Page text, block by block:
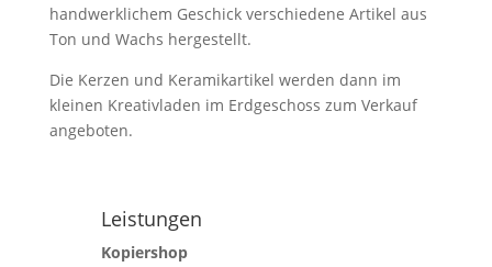
handwerklichem Geschick verschiedene Artikel aus
Ton und Wachs hergestellt.
Die Kerzen und Keramikartikel werden dann im
kleinen Kreativladen im Erdgeschoss zum Verkauf
angeboten.
Leistungen
Kopiershop